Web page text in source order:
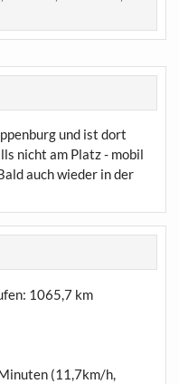
und ist dort
nicht am Platz - mobil
auch wieder in der
1065,7 km
(11,7km/h,